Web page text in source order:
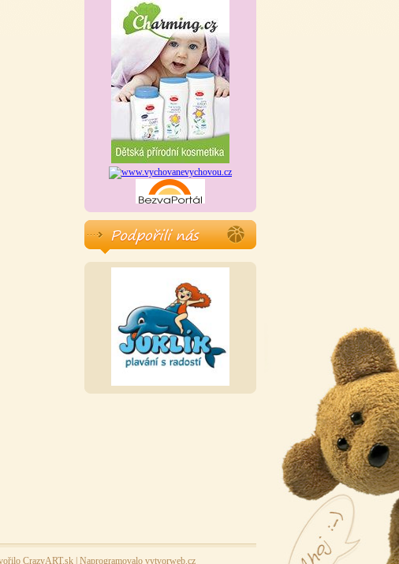
CrazyART.sk | Naprogramovalo vytvorweb.cz